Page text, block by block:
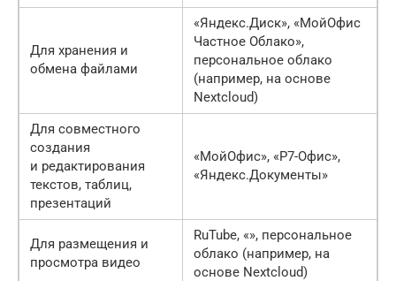
Для хранения и
обмена файлами
«Яндекс.Диск», «МойОфис
Частное Облако»,
персональное облако
(например, на основе
Nextсloud)
Для совместного
создания
и редактирования
текстов, таблиц,
презентаций
«МойОфис», «Р7-Офис»,
«Яндекс.Документы»
Для размещения и
просмотра видео
RuTube, «», персональное
облако (например, на
основе Nextсloud)